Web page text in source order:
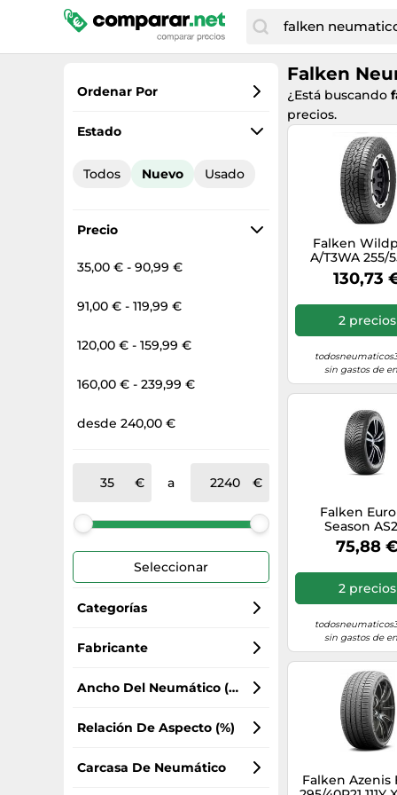
Ordenar Por
Favoritos
Precio total
Estado
Todos Nuevo Usado
Precio
35,00 € - 90,99 €
91,00 € - 119,99 €
120,00 € - 159,99 €
160,00 € - 239,99 €
desde 240,00 €
a
Seleccionar
Categorías
Neumáticos de verano
Neumáticos para todas las estaciones
Neumáticos de invierno
Neumáticos de camión
Fabricante
Falken
Mercedes-Benz
NanKang
Ancho Del Neumático (mm)
215
225
Relación De Aspecto (%)
55
Carcasa De Neumático
Falken
¿Está buscando
precios.
Falken
A/T3WA 255/
109H XL
130,73
2 precios
sin gastos de
Falken
Season
185/65R14 86H
M+S 3PMSF
75,88 €
2 precios
sin gastos de
Falken Azenis